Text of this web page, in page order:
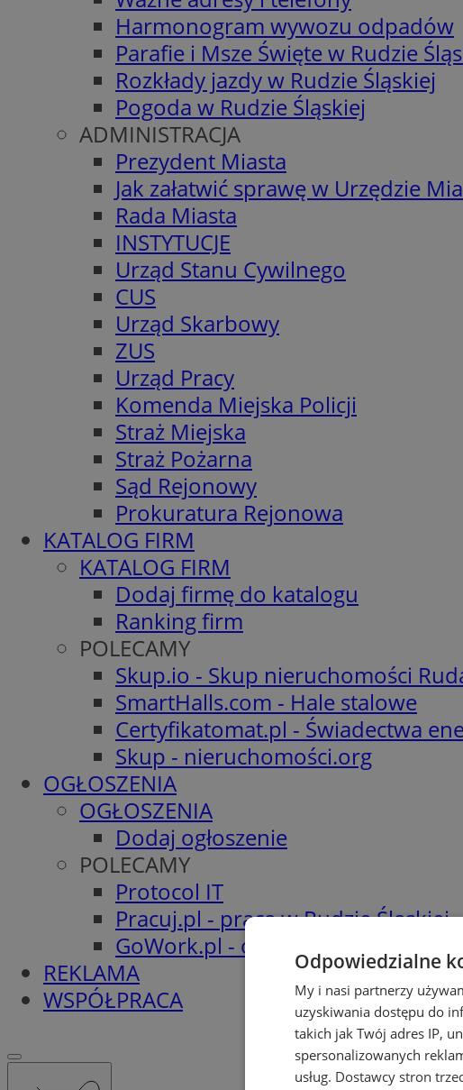
Harmonogram wywozu odpadów
Parafie i Msze Święte w Rudzie
Rozkłady jazdy w Rudzie Śląskiej
Pogoda w Rudzie Śląskiej
ADMINISTRACJA
Prezydent Miasta
Jak załatwić sprawę w Urzędzie
Rada Miasta
INSTYTUCJE
Urząd Stanu Cywilnego
CUS
Urząd Skarbowy
ZUS
Urząd Pracy
Komenda Miejska Policji
Straż Miejska
Straż Pożarna
Sąd Rejonowy
Prokuratura Rejonowa
KATALOG FIRM
KATALOG FIRM
Dodaj firmę do katalogu
Ranking firm
POLECAMY
Skup.io - Skup nieruchomości
SmartHalls.com - Hale stalowe
Certyfikatomat.pl - Świadectwa
Skup - nieruchomości.org
OGŁOSZENIA
OGŁOSZENIA
Dodaj ogłoszenie
POLECAMY
Protocol IT
Pracuj.pl - praca w Rudzie Śląskiej
GoWork.pl - oferty pracy
REKLAMA
WSPÓŁPRACA
Odpowiedzialne
My i nasi partnerzy
uzyskiwania dostępu do
takich jak Twój adres IP,
spersonalizowanych
usług. Dostawcy stron